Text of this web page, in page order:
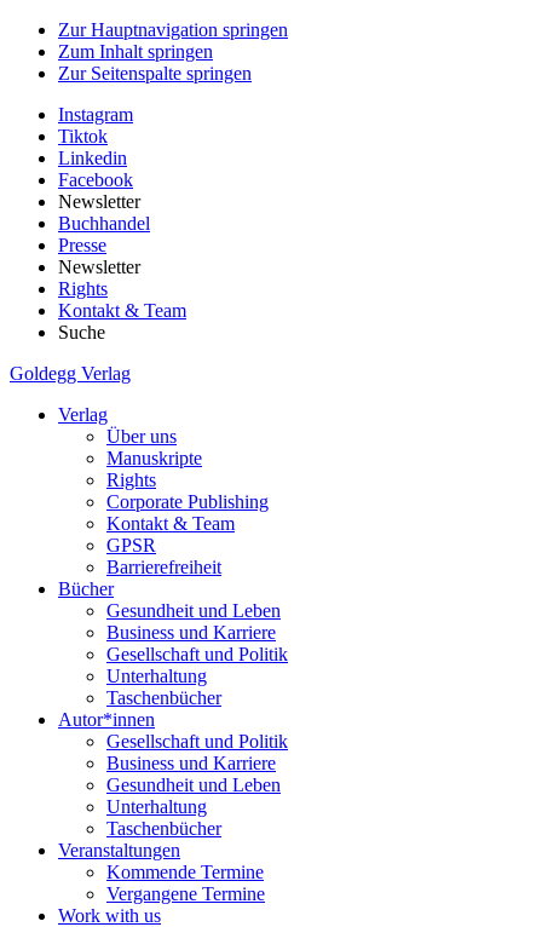
Zur Hauptnavigation springen
Zum Inhalt springen
Zur Seitenspalte springen
Instagram
Tiktok
Linkedin
Facebook
Newsletter
Buchhandel
Presse
Newsletter
Rights
Kontakt & Team
Suche
Goldegg Verlag
Verlag
Über uns
Manuskripte
Rights
Corporate Publishing
Kontakt & Team
GPSR
Barrierefreiheit
Bücher
Gesundheit und Leben
Business und Karriere
Gesellschaft und Politik
Unterhaltung
Taschenbücher
Autor*innen
Gesellschaft und Politik
Business und Karriere
Gesundheit und Leben
Unterhaltung
Taschenbücher
Veranstaltungen
Kommende Termine
Vergangene Termine
Work with us